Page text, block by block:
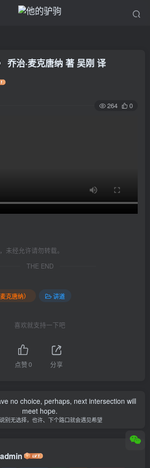
乔治·麦克唐纳 著 吴刚 译
264 0
未经允许请勿转载。
THE END
克唐纳） 讲道
喜欢就支持一下吧
点赞0 分享
no choice, perhaps, next intersection will
meet hope.
别无选择，也许、下个路口就会遇见希望
admin